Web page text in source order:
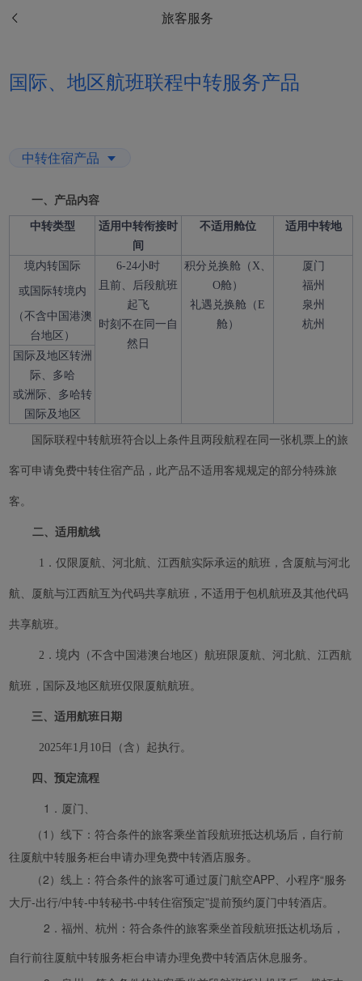
旅客服务
国际、地区航班联程中转服务产品
中转住宿产品
一、产品内容
中转类型
适用中转衔接时
间
不适用舱位 适用中转地
境内转国际
或国际转境内
（不含中国港澳
台地区）
6-24小时
且前、后段航班
起飞
时刻不在同一自
然日
积分兑换舱（X、
O舱）
礼遇兑换舱（E
舱）
厦门
福州
泉州
杭州
国际及地区转洲
际、多哈
或洲际、多哈转
国际及地区
国际联程中转航班符合以上条件且两段航程在同一张机票上的旅
客可申请免费中转住宿产品，此产品不适用客规规定的部分特殊旅
客。
二、适用航线
1．仅限厦航、河北航、江西航实际承运的航班，含厦航与河北
航、厦航与江西航互为代码共享航班，不适用于包机航班及其他代码
共享航班。
2． 境内 （不含中国港澳台地区）航班限厦航、河北航、江西航
航班，国际及地区航班仅限厦航航班。
三、适用航班日期
2025年1月10日（含）起执行。
四、预定流程
1． 厦门、
（1）线下：符合条件的旅客乘坐首段航班抵达机场后，自行前
往厦航中转服务柜台申请办理免费中转酒店服务。
（2）线上：符合条件的旅客可通过厦门航空APP、小程序“服务
大厅-出行/中转-中转秘书-中转住宿预定”提前预约厦门中转酒店。
2．福州、杭州： 符合条件的旅客乘坐首段航班抵达机场后，
自行前往厦航中转服务柜台申请办理免费中转酒店休息服务。
Xiamenair.com使用功能
保我们的网站正常运行，
并为您提供最佳的用户体
验。 使用本网站，功能型
使用营销Cookie (i) 分析
我们的营销绩效 (ii) 个性
化我们广告中的优惠信
息。 通过放置这些
方可以跟踪您的互联网行
为以使我们的内容和广告
与您的兴趣更加契合。